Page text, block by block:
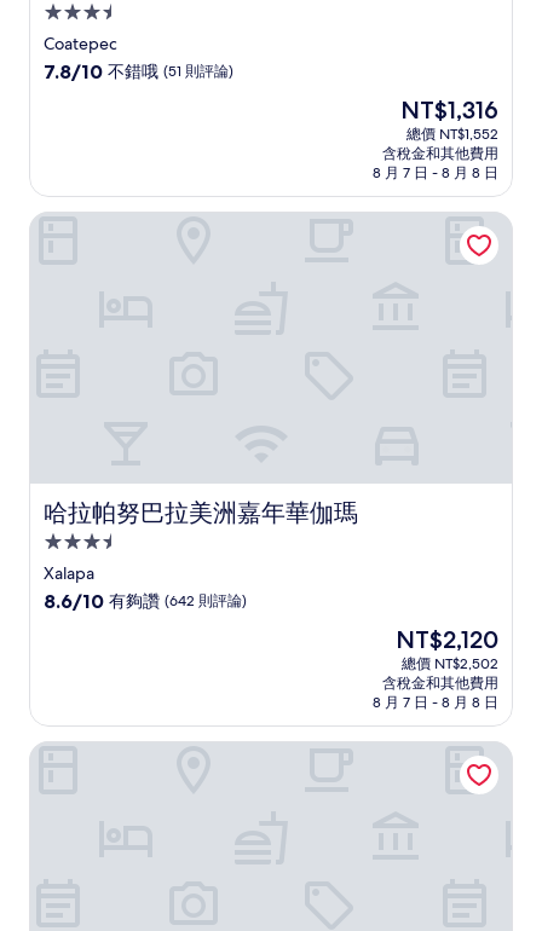
3.5
星
級
Coatepec
7.8
不
錯
7.8/10 不錯哦 (51 則評論)
現
在
價
格
為
NT$1,316
NT$1,316
總價 NT$1,552
含稅金和其他費用
8 月 7 日 - 8 月 8 日
哈拉帕努巴拉美洲嘉年華伽瑪
哈拉帕努巴拉美洲嘉年華伽瑪
3.5
星
級
Xalapa
8.6
有
夠
8.6/10 有夠讚 (642 則評論)
現
在
價
格
為
NT$2,120
NT$2,120
總價 NT$2,502
含稅金和其他費用
8 月 7 日 - 8 月 8 日
哈拉帕努巴拉美洲嘉年華伽瑪
皮孔卡諾阿羅達文托郊外小屋